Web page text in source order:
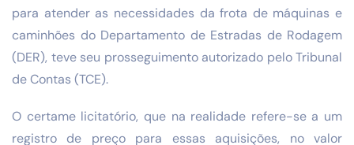
para atender as necessidades da frota de máquinas e
caminhões do Departamento de Estradas de Rodagem
(DER), teve seu prosseguimento autorizado pelo Tribunal
de Contas (TCE).
O certame licitatório, que na realidade refere-se a um
registro de preço para essas aquisições, no valor